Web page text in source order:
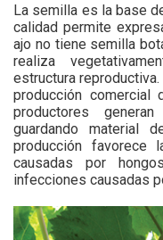
La semilla es la base
calidad permite
ajo no tiene semilla
realiza
estructura
producción comercial
productores
guardando material
producción favorece
causadas por
infecciones causadas